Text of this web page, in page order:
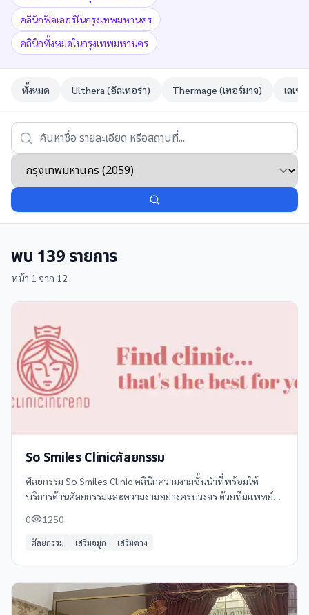
คลินิกฟิลเลอร์ในกรุงเทพมหานคร
คลินิกทั้งหมดในกรุงเทพมหานคร
ทั้งหมด Ulthera (อัลเทอร่า) Thermage (เทอร์มาจ) เลเซ
พบ 139รายการ
หน้า 1 จาก 12
So Smiles Clinicศัลยกรรม
ศัลยกรรม So Smiles Clinic คลินิกความงามชั้นนำที่พร้อมให้
บริการด้านศัลยกรรมและความงามอย่างครบวงจร ด้วยทีมแพทย์ผู้
ที่สวยงามเป็นธรรมชาติ
0 1250
ศัลยกรรม เสริมจมูก เสริมคาง